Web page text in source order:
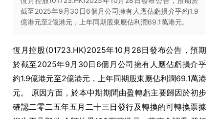
截至2025年9月30日6個月公司擁有人應佔虧損介乎約1.9
億港元至2億港元，上年同期股東應佔利潤69.1萬港元。
恆月控股(01723.HK)2025年10月28日發布公告，預期
於截至2025年9月30日6個月公司擁有人應佔虧損介乎
約1.9億港元至2億港元，上年同期股東應佔利潤69.1萬港
元。 原因方面，於本中期期間由盈轉虧主要歸因於初步
確認二零二五年五月二十三日發行及轉換的可轉換票據